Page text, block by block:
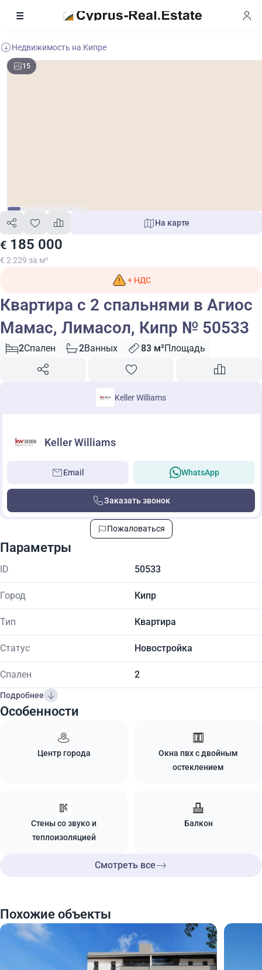
Недвижимость на Кипре
15
€ 185 000
€ 2 229 за м²
На карте
+ НДС
Квартира с 2 спальнями в Агиос
Мамас, Лимасол, Кипр № 50533
2Спален 2Ванных 83 м²Площадь
Keller Williams
Keller Williams
Email WhatsApp
Заказать звонок
Пожаловаться
Параметры
ID 50533
Город Кипр
Тип Квартира
Статус Новостройка
Спален 2
Подробнее
Особенности
Центр города
Окна пвх с двойным
остеклением
Стены со звуко и
теплоизоляцией
Балкон
Смотреть все
Похожие объекты